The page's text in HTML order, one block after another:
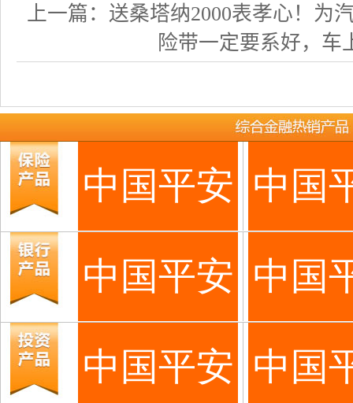
上一篇： 送桑塔纳2000表孝心！为
险带一定要系好，车